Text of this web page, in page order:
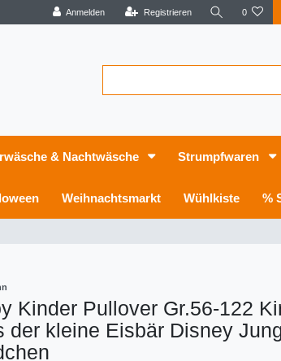
Anmelden Registrieren 0
& Nachtwäsche Strumpfwaren
Weihnachtsmarkt Wühlkiste %
Kinder Pullover Gr.56-122
der kleine Eisbär Disney